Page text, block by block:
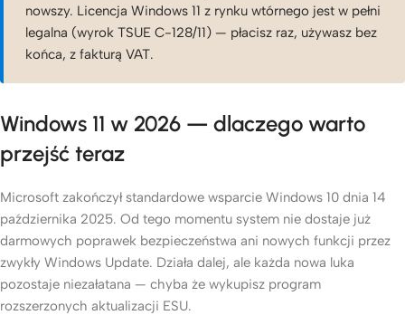
nowszy. Licencja Windows 11 z rynku wtórnego jest w pełni
legalna (wyrok TSUE C-128/11) — płacisz raz, używasz bez
końca, z fakturą VAT.
Windows 11 w 2026 — dlaczego warto
przejść teraz
Microsoft zakończył standardowe wsparcie Windows 10 dnia 14
października 2025. Od tego momentu system nie dostaje już
darmowych poprawek bezpieczeństwa ani nowych funkcji przez
zwykły Windows Update. Działa dalej, ale każda nowa luka
pozostaje niezałatana — chyba że wykupisz program
rozszerzonych aktualizacji ESU.